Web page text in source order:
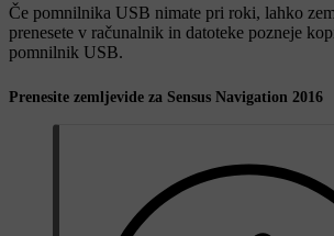
Če pomnilnika USB nimate pri roki, lahko
prenesete v računalnik in datoteke pozneje
pomnilnik USB.
Prenesite zemljevide za Sensus Navigation 2016